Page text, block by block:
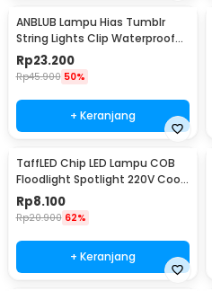
ANBLUB Lampu Hias Tumblr
String Lights Clip Waterproof
20 LED 2M - 0606
Rp23.200
Rp45.900 50%
+ Keranjang
TaffLED Chip LED Lampu COB
Floodlight Spotlight 220V Cool
White 6000K 50W - COB4060-
AC220-50
Rp8.100
Rp20.900 62%
+ Keranjang